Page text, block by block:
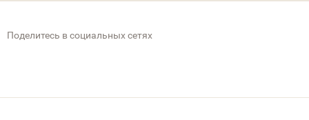
Поделитесь в социальных сетях